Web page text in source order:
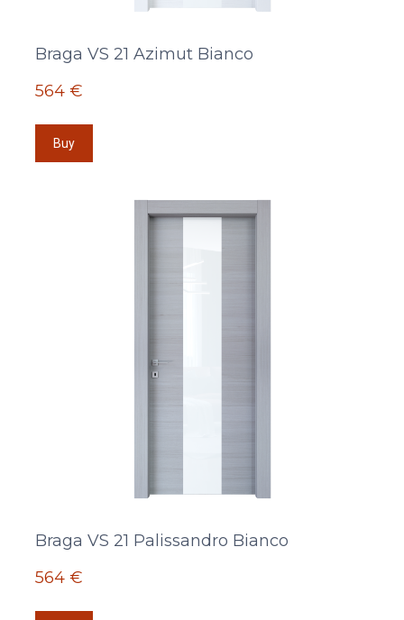
Braga VS 21 Azimut Bianco
564 €
Buy
Braga VS 21 Palissandro Bianco
564 €